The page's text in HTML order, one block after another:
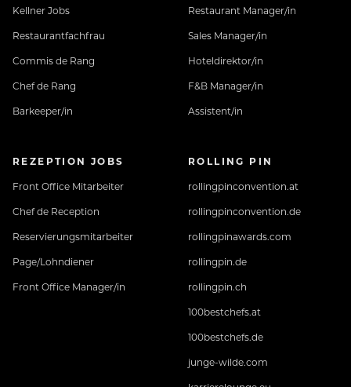
Kellner Jobs
Restaurantfachfrau
Commis de Rang
Chef de Rang
Barkeeper/in
Restaurant Manager/in
Sales Manager/in
Hoteldirektor/in
F&B Manager/in
Assistent/in
REZEPTION JOBS
Front Office Mitarbeiter
Chef de Reception
Reservierungsmitarbeiter
Page/Lohndiener
Front Office Manager/in
ROLLING PIN
rollingpinconvention.at
rollingpinconvention.de
rollingpinawards.com
rollingpin.de
rollingpin.ch
100bestchefs.at
100bestchefs.de
junge-wilde.com